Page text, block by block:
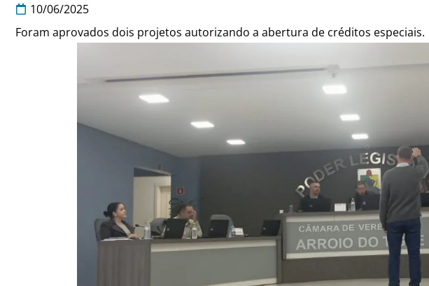
10/06/2025
Foram aprovados dois projetos autorizando a abertura de créditos especiais.